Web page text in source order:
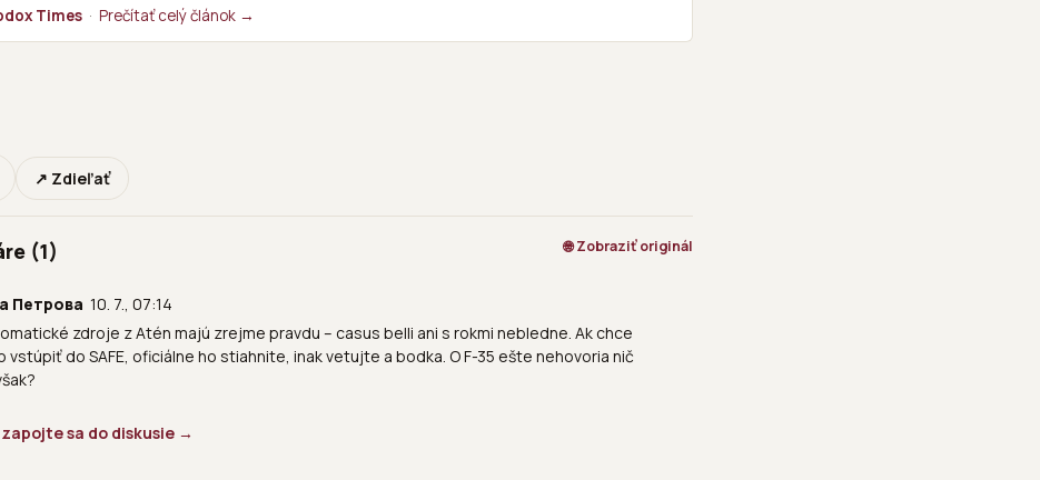
Times · Prečítať celý článok →
↗ Zdieľať
(1) 🌐 Zobraziť originál
Петрова 10. 7., 07:14
zdroje z Atén majú zrejme pravdu – casus belli ani s rokmi nebledne. Ak chce
vstúpiť do SAFE, oficiálne ho stiahnite, inak vetujte a bodka. O F-35 ešte nehovoria nič
sa do diskusie →